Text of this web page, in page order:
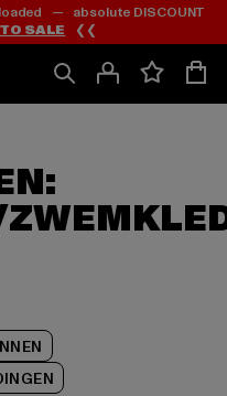
— absolute DISCOUNT
SALE ❮❮